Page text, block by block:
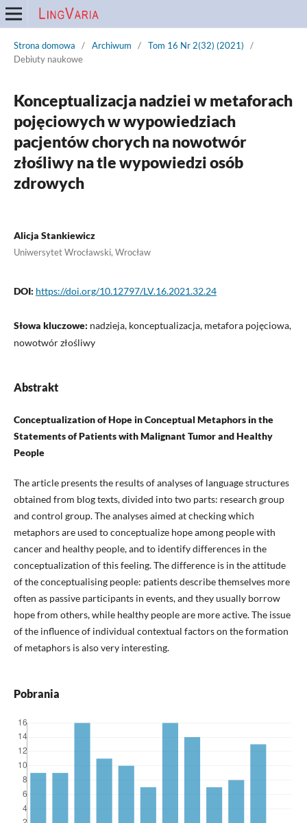
Strona domowa / Archiwum / Tom 16 Nr 2(32) (2021)
/
Debiuty naukowe
Konceptualizacja nadziei w metaforach
pojęciowych w wypowiedziach
pacjentów chorych na nowotwór
złośliwy na tle wypowiedzi osób
zdrowych
Alicja Stankiewicz
Uniwersytet Wrocławski, Wrocław
DOI: https://doi.org/10.12797/LV.16.2021.32.24
Słowa kluczowe: nadzieja, konceptualizacja, metafora pojęciowa,
nowotwór złośliwy
Abstrakt
Conceptualization of Hope in Conceptual Metaphors in the
Statements of Patients with Malignant Tumor and Healthy
People
The article presents the results of analyses of language structures
obtained from blog texts, divided into two parts: research group
and control group. The analyses aimed at checking which
metaphors are used to conceptualize hope among people with
cancer and healthy people, and to identify differences in the
conceptualization of this feeling. The difference is in the attitude
of the conceptualising people: patients describe themselves more
often as passive participants in events, and they usually borrow
hope from others, while healthy people are more active. The issue
of the influence of individual contextual factors on the formation
of metaphors is also very interesting.
Pobrania